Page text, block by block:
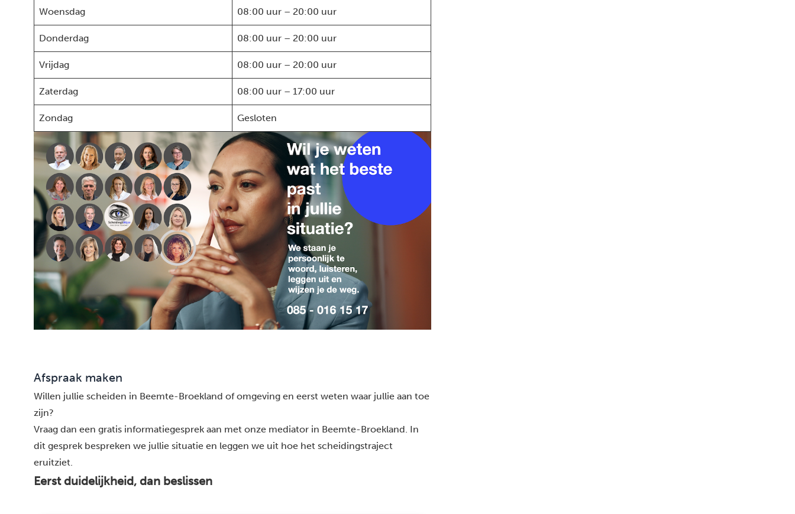
Woensdag 08:00 uur – 20:00 uur
Donderdag 08:00 uur – 20:00 uur
Vrijdag 08:00 uur – 20:00 uur
Zaterdag 08:00 uur – 17:00 uur
Zondag Gesloten
Afspraak maken
Willen jullie scheiden in Beemte-Broekland of omgeving en eerst weten waar jullie aan toe
zijn?
Vraag dan een gratis informatiegesprek aan met onze mediator in Beemte-Broekland. In
dit gesprek bespreken we jullie situatie en leggen we uit hoe het scheidingstraject
eruitziet.
Eerst duidelijkheid, dan beslissen